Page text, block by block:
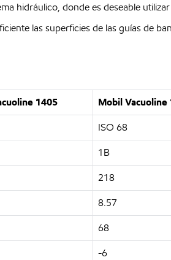
hidráulico, donde es deseable
las superficies de las guías de
1405 Mobil Vacuoline
ISO 68
1B
218
8.57
68
-6